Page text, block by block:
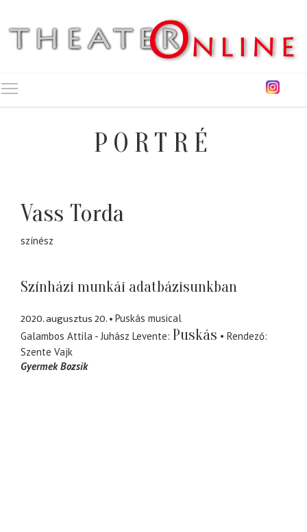
PORTRÉ
Vass Torda
színész
Színházi munkái adatbázisunkban
2020. augusztus 20.
Puskás musical
Galambos Attila - Juhász Levente Puskás
Rendező
Szente Vajk
Gyermek Bozsik